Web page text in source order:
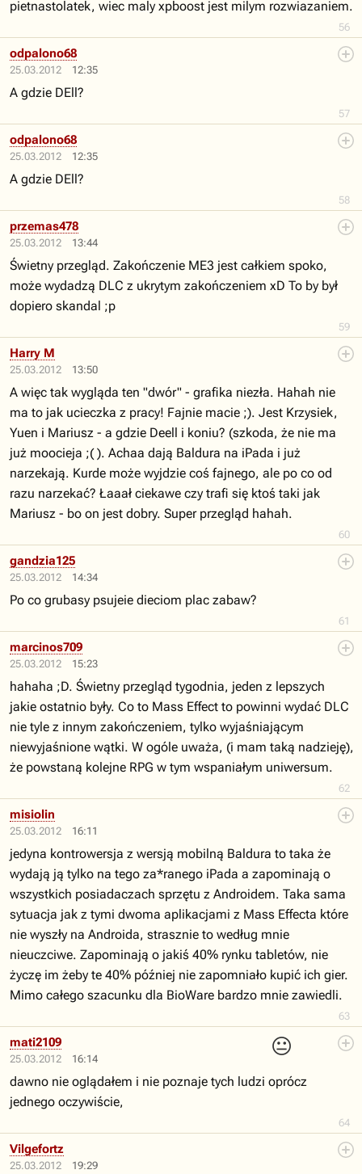
56
pietnastolatek, wiec maly xpboost jest milym rozwiazaniem.
25.03.2012 12:35
57
odpalono68
A gdzie DEll?
25.03.2012 12:35
58
odpalono68
A gdzie DEll?
25.03.2012 13:44
59
przemas478
Świetny przegląd. Zakończenie ME3 jest całkiem spoko,
może wydadzą DLC z ukrytym zakończeniem xD To by był
dopiero skandal ;p
25.03.2012 13:50
60
Harry M
A więc tak wygląda ten "dwór" - grafika niezła. Hahah nie
ma to jak ucieczka z pracy! Fajnie macie ;). Jest Krzysiek,
Yuen i Mariusz - a gdzie Deell i koniu? (szkoda, że nie ma
już moocieja ;( ). Achaa dają Baldura na iPada i już
narzekają. Kurde może wyjdzie coś fajnego, ale po co od
razu narzekać? Łaaał ciekawe czy trafi się ktoś taki jak
Mariusz - bo on jest dobry. Super przegląd hahah.
25.03.2012 14:34
61
gandzia125
Po co grubasy psujeie dieciom plac zabaw?
25.03.2012 15:23
62
marcinos709
hahaha ;D. Świetny przegląd tygodnia, jeden z lepszych
jakie ostatnio były. Co to Mass Effect to powinni wydać DLC
nie tyle z innym zakończeniem, tylko wyjaśniającym
niewyjaśnione wątki. W ogóle uważa, (i mam taką nadzieję),
że powstaną kolejne RPG w tym wspaniałym uniwersum.
25.03.2012 16:11
63
misiolin
jedyna kontrowersja z wersją mobilną Baldura to taka że
wydają ją tylko na tego za*ranego iPada a zapominają o
wszystkich posiadaczach sprzętu z Androidem. Taka sama
sytuacja jak z tymi dwoma aplikacjami z Mass Effecta które
nie wyszły na Androida, strasznie to według mnie
nieuczciwe. Zapominają o jakiś 40% rynku tabletów, nie
życzę im żeby te 40% później nie zapomniało kupić ich gier.
Mimo całego szacunku dla BioWare bardzo mnie zawiedli.
25.03.2012 16:14
😐
64
mati2109
dawno nie oglądałem i nie poznaje tych ludzi oprócz
jednego oczywiście,
25.03.2012 19:29
Vilgefortz